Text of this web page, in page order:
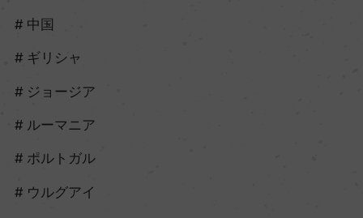
中国
ギリシャ
ジョージア
ルーマニア
ポルトガル
ウルグアイ